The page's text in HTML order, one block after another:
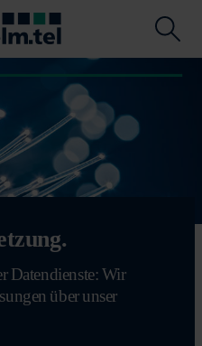
Datendienste: Wir
über unser